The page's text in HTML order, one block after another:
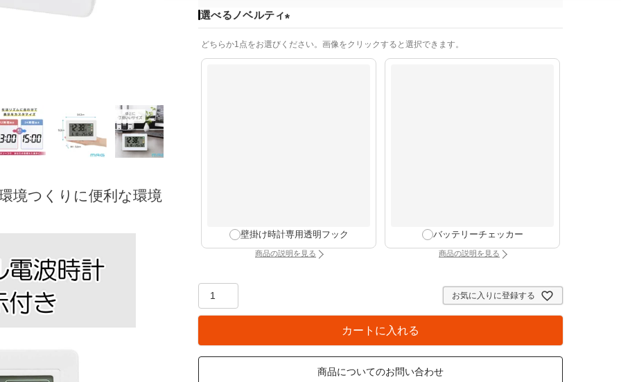
境つくりに便利な環境
選べるノベルティ
必
どちらか1点をお選びください。画像をクリックすると選択できます。
壁掛け時計専用透明フック
商品の説明を見る：壁掛け時計専用透明フック（別タブで開きます）
バッテリーチェッカー
商品の説明を見る：バッテリーチェッカー（別タブで開きま
お気に入りに登録する
カートに入れる
商品についてのお問い合わせ